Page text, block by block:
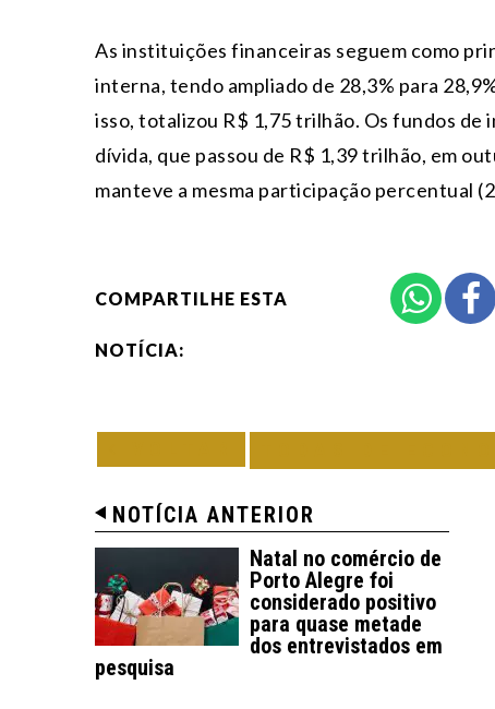
As instituições financeiras seguem como
interna, tendo ampliado de 28,3% para
isso, totalizou R$ 1,75 trilhão. Os fundos de
dívida, que passou de R$ 1,39 trilhão, em
manteve a mesma participação percentual
COMPARTILHE ESTA
NOTÍCIA:
NOTÍCIA ANTERIOR
Natal no comércio de
Porto Alegre foi
considerado positivo
para quase metade
dos entrevistados em
pesquisa